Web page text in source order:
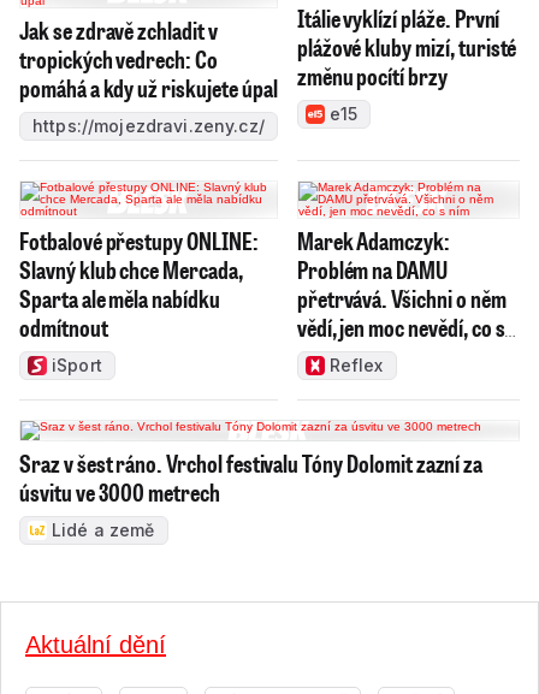
Jak se zdravě zchladit v
tropických vedrech: Co
pomáhá a kdy už riskujete úpal
https://mojezdravi.zeny.cz/
Itálie vyklízí pláže. První
plážové kluby mizí, turisté
změnu pocítí brzy
e15
Fotbalové přestupy ONLINE:
Slavný klub chce Mercada,
Sparta ale měla nabídku
odmítnout
iSport
Marek Adamczyk:
Problém na DAMU
přetrvává. Všichni o něm
vědí, jen moc nevědí, co s
nímReflex
Sraz v šest ráno. Vrchol festivalu Tóny Dolomit zazní za
úsvitu ve 3000 metrech
Lidé a země
Aktuální dění